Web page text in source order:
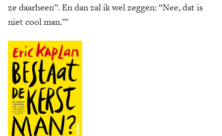
ze daarheen”. En dan zal ik wel zeggen: “Nee, dat is
niet cool man.”’